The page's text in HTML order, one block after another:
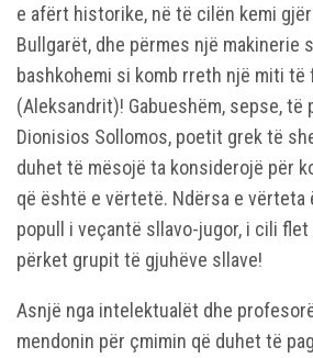
e afërt historike, në të cilën kemi
Bullgarët, dhe përmes një makinerie
bashkohemi si komb rreth një miti të
(Aleksandrit)! Gabueshëm, sepse,
Dionisios Sollomos, poetit grek të
duhet të mësojë ta konsiderojë për
që është e vërtetë. Ndërsa e vërteta
popull i veçantë sllavo-jugor, i cili
përket grupit të gjuhëve sllave!
Asnjë nga intelektualët dhe
mendonin për çmimin që duhet të